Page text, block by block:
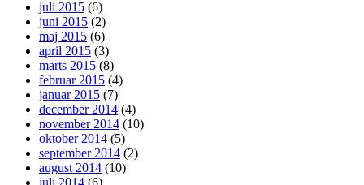
juli 2015 (6)
juni 2015 (2)
maj 2015 (6)
april 2015 (3)
marts 2015 (8)
februar 2015 (4)
januar 2015 (7)
december 2014 (4)
november 2014 (10)
oktober 2014 (5)
september 2014 (2)
august 2014 (10)
juli 2014 (6)